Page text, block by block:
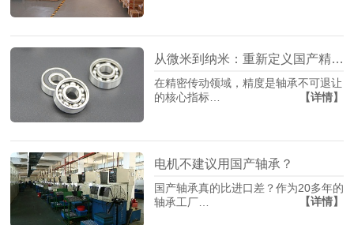
从微米到纳米：重新定义国产精密轴承制造
在精密传动领域，精度是轴承不可退让
的核心指标…
【详情】
电机不建议用国产轴承？
国产轴承真的比进口差？作为20多年的
轴承工厂…
【详情】